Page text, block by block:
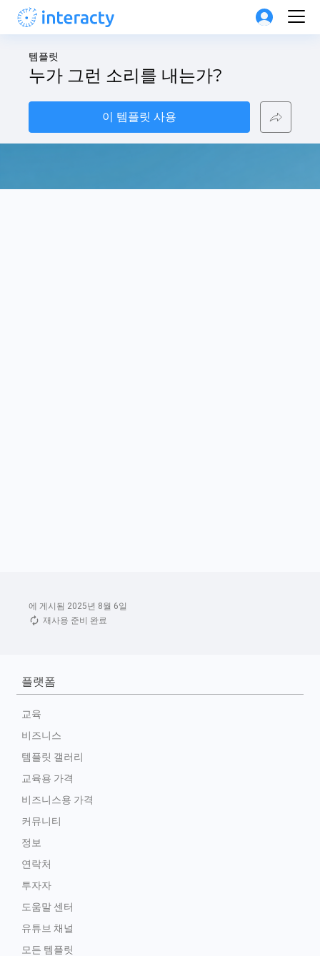
에 게시됨 2025년 8월 6일
재사용 준비 완료
템플릿
누가 그런 소리를 내는가?
이 템플릿 사용
플랫폼
교육
비즈니스
템플릿 갤러리
교육용 가격
비즈니스용 가격
커뮤니티
정보
연락처
투자자
도움말 센터
유튜브 채널
모든 템플릿